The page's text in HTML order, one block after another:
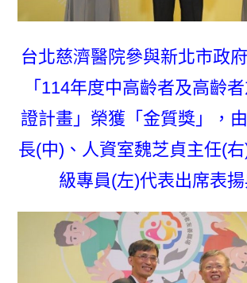
台北慈濟醫院參與新北市政
「114年度中高齡者及高齡
證計畫」榮獲「金質獎」，
長(中)、人資室魏芝貞主任(
級專員(左)代表出席表揚